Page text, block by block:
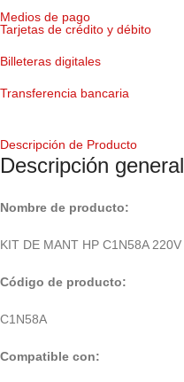
Medios de pago
Tarjetas de crédito y débito
Billeteras digitales
Transferencia bancaria
Descripción de Producto
Descripción general
Nombre de producto:
KIT DE MANT HP C1N58A 220V
Código de producto:
C1N58A
Compatible con: